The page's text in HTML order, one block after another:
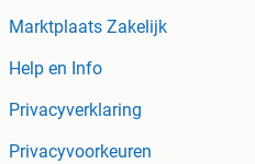
Marktplaats Zakelijk
Help en Info
Privacyverklaring
Privacyvoorkeuren